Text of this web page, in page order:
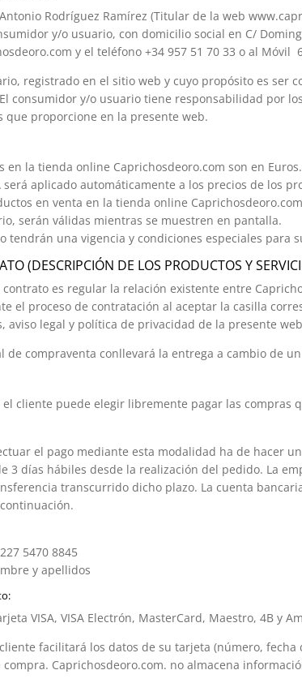
Rodríguez Ramírez (Titular de la web
y/o usuario, con domicilio social en C/
y el teléfono +34 957 51 70 33 o al Móvil
registrado en el sitio web y cuyo propósito es
consumidor y/o usuario tiene responsabilidad por
que proporcione en la presente web.
en la tienda online Caprichosdeoro.com son en
será aplicado automáticamente a los precios de los
en venta en la tienda online
serán válidas mientras se muestren en pantalla.
tendrán una vigencia y condiciones especiales
(DESCRIPCIÓN DE LOS PRODUCTOS Y
es regular la relación existente entre
el proceso de contratación al aceptar la casilla
aviso legal y política de privacidad de la presente
de compraventa conllevará la entrega a cambio de
cliente puede elegir libremente pagar las compras
el pago mediante esta modalidad ha de hacer
3 días hábiles desde la realización del pedido. La
transcurrido dicho plazo. La cuenta
5470 8845
y apellidos
VISA, VISA Electrón, MasterCard, Maestro, 4B y
facilitará los datos de su tarjeta (número,
Caprichosdeoro.com. no almacena